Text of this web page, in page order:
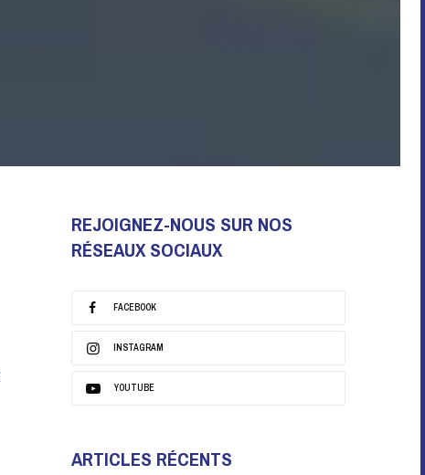
REJOIGNEZ-NOUS SUR NOS
RÉSEAUX SOCIAUX
FACEBOOK
INSTAGRAM
YOUTUBE
ARTICLES RÉCENTS